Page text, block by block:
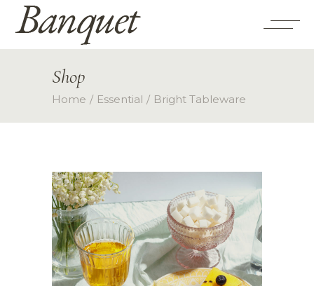
Shop
Home Essential Bright Tableware